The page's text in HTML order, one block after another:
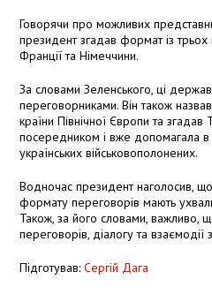
Говорячи про можливих
президент згадав формат із трьох
Франції та Німеччини.
За словами Зеленського, ці
переговорниками. Він також
країни Північної Європи та згадав
посередником і вже допомагала в
українських військовополонених.
Водночас президент наголосив,
формату переговорів мають
Також, за його словами, важливо,
переговорів, діалогу та
Підготував:Сергій Дага